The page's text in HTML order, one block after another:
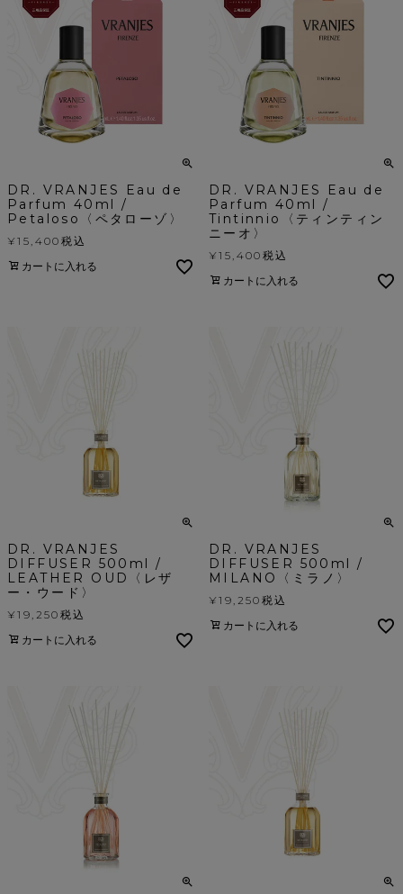
DR. VRANJES Eau de
Parfum 40ml /
Petaloso〈ペタローゾ〉
¥15,400 税込
カートに入れる
DR. VRANJES Eau de
Parfum 40ml /
Tintinnio〈ティンティン
ニーオ〉
¥15,400 税込
カートに入れる
DR. VRANJES
DIFFUSER 500ml /
LEATHER OUD〈レザ
ー・ウード〉
¥19,250 税込
カートに入れる
DR. VRANJES
DIFFUSER 500ml /
MILANO〈ミラノ〉
¥19,250 税込
カートに入れる